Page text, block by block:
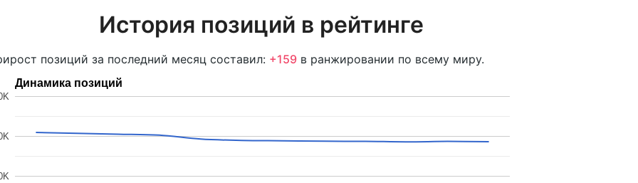
История позиций в рейтинге
позиций за последний месяц составил: +159в ранжировании по всему миру.
Динамика позиций